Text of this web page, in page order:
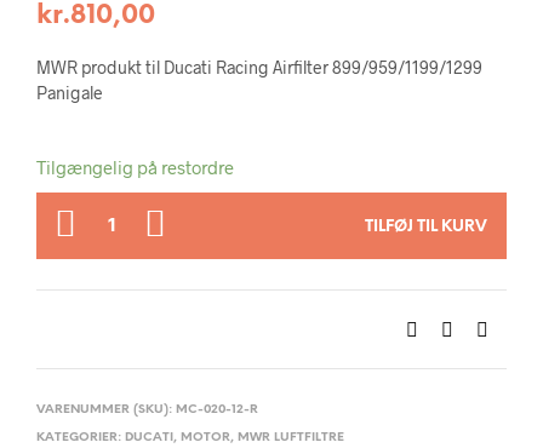
kr.810,00
MWR produkt til Ducati Racing Airfilter 899/959/1199/1299
Panigale
Tilgængelig på restordre
ANTAL
TILFØJ TIL KURV
VARENUMMER (SKU): MC-020-12-R
KATEGORIER: DUCATI , MOTOR, MWR LUFTFILTRE